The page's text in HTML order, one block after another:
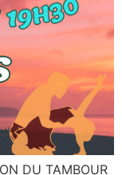
DU TAMBOUR